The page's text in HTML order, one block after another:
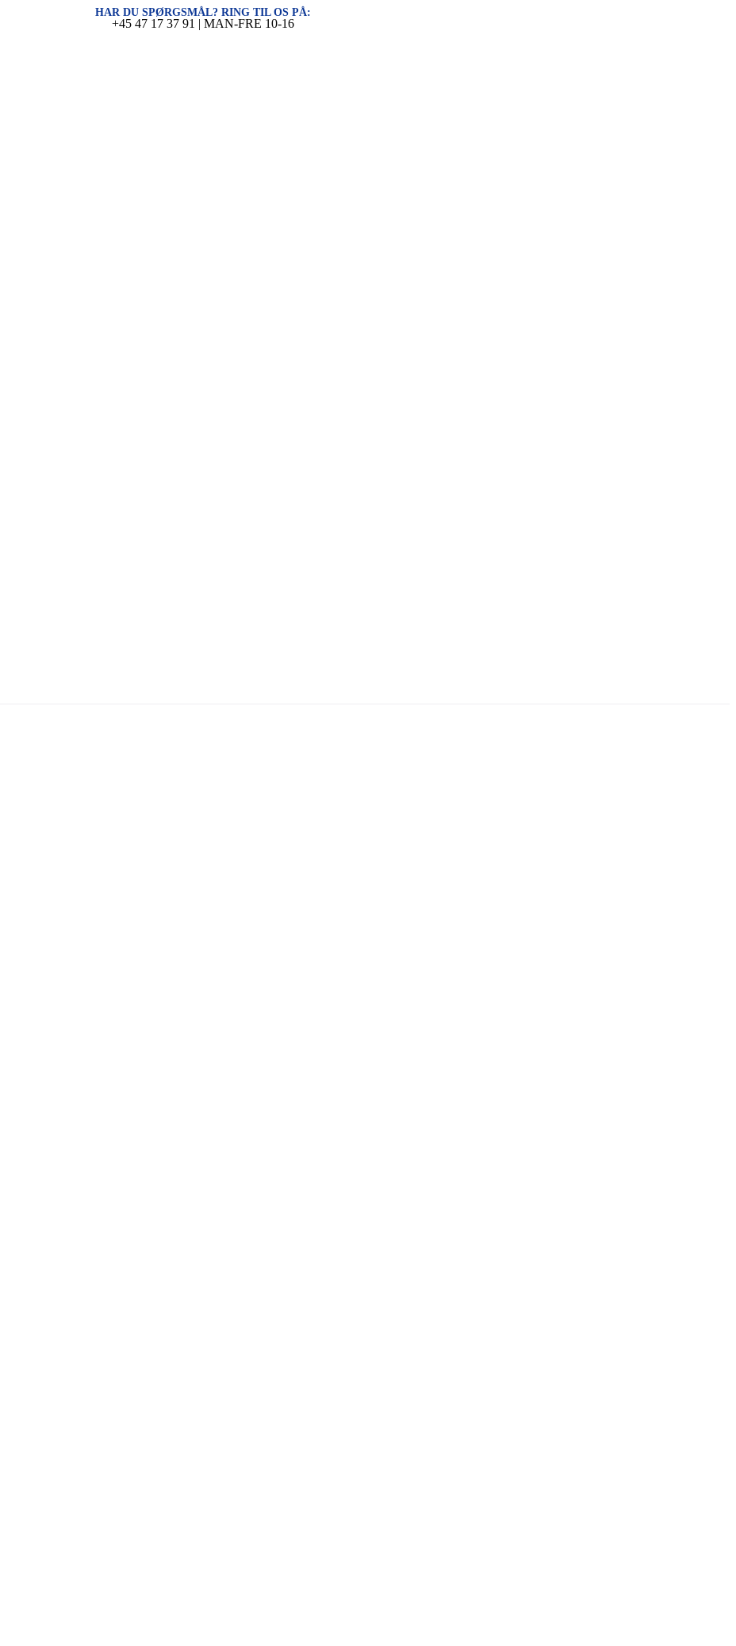
HAR DU SPØRGSMÅL? RING TIL OS PÅ:
+45 47 17 37 91 | MAN-FRE 10-16